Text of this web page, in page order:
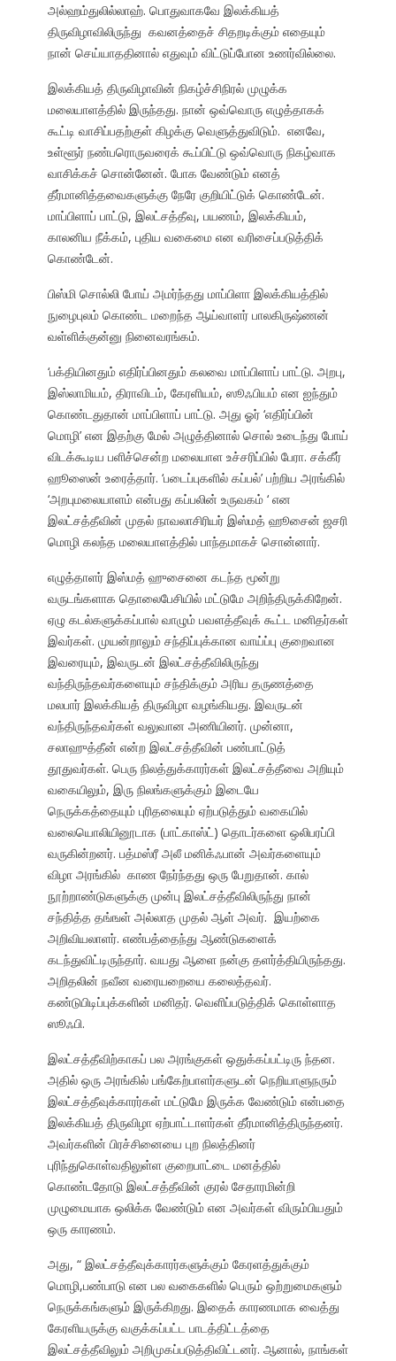
அல்ஹம்துலில்லாஹ். பொதுவாகவே இலக்கியத்
திருவிழாவிலிருந்து கவனத்தைச் சிதறடிக்கும் எதையும்
நான் செய்யாததினால் எதுவும் விட்டுப்போன உணர்வில்லை.
இலக்கியத் திருவிழாவின் நிகழ்ச்சிநிரல் முழுக்க
மலையாளத்தில் இருந்தது. நான் ஒவ்வொரு எழுத்தாகக்
கூட்டி வாசிப்பதற்குள் கிழக்கு வெளுத்துவிடும். எனவே,
உள்ளூர் நண்பரொருவரைக் கூப்பிட்டு ஒவ்வொரு நிகழ்வாக
வாசிக்கச் சொன்னேன். போக வேண்டும் எனத்
தீர்மானித்தவைகளுக்கு நேரே குறியிட்டுக் கொண்டேன்.
மாப்பிளாப் பாட்டு, இலட்சத்தீவு, பயணம், இலக்கியம்,
காலனிய நீக்கம், புதிய வகைமை என வரிசைப்படுத்திக்
கொண்டேன்.
பிஸ்மி சொல்லி போய் அமர்ந்தது மாப்பிளா இலக்கியத்தில்
நுழைபுலம் கொண்ட மறைந்த ஆய்வாளர் பாலகிருஷ்ணன்
வள்ளிக்குன்னு நினைவரங்கம்.
‘பக்தியினதும் எதிர்ப்பினதும் கலவை மாப்பிளாப் பாட்டு. அறபு,
இஸ்லாமியம், திராவிடம், கேரளியம், ஸூஃபியம் என ஐந்தும்
கொண்டதுதான் மாப்பிளாப் பாட்டு. அது ஓர் ‘எதிர்ப்பின்
மொழி’ என இதற்கு மேல் அழுத்தினால் சொல் உடைந்து போய்
விடக்கூடிய பளிச்சென்ற மலையாள உச்சரிப்பில் பேரா. சக்கீர்
ஹூஸைன் உரைத்தார். ‘படைப்புகளில் கப்பல்’ பற்றிய அரங்கில்
‘அறபுமலையாளம் என்பது கப்பலின் உருவகம் ‘ என
இலட்சத்தீவின் முதல் நாவலாசிரியர் இஸ்மத் ஹூசைன் ஜசரி
மொழி கலந்த மலையாளத்தில் பாந்தமாகச் சொன்னார்.
எழுத்தாளர் இஸ்மத் ஹுசைனை கடந்த மூன்று
வருடங்களாக தொலைபேசியில் மட்டுமே அறிந்திருக்கிறேன்.
ஏழு கடல்களுக்கப்பால் வாழும் பவளத்தீவுக் கூட்ட மனிதர்கள்
இவர்கள். முயன்றாலும் சந்திப்புக்கான வாய்ப்பு குறைவான
இவரையும், இவருடன் இலட்சத்தீவிலிருந்து
வந்திருந்தவர்களையும் சந்திக்கும் அரிய தருணத்தை
மலபார் இலக்கியத் திருவிழா வழங்கியது. இவருடன்
வந்திருந்தவர்கள் வலுவான அணியினர். முன்னா,
சலாஹுத்தீன் என்ற இலட்சத்தீவின் பண்பாட்டுத்
தூதுவர்கள். பெரு நிலத்துக்காரர்கள் இலட்சத்தீவை அறியும்
வகையிலும், இரு நிலங்களுக்கும் இடையே
நெருக்கத்தையும் புரிதலையும் ஏற்படுத்தும் வகையில்
வலையொலியினூடாக (பாட்காஸ்ட்) தொடர்களை ஒலிபரப்பி
வருகின்றனர். பத்மஸ்ரீ அலீ மனிக்ஃபான் அவர்களையும்
விழா அரங்கில் காண நேர்ந்தது ஒரு பேறுதான். கால்
நூற்றாண்டுகளுக்கு முன்பு இலட்சத்தீவிலிருந்து நான்
சந்தித்த தங்ஙள் அல்லாத முதல் ஆள் அவர். இயற்கை
அறிவியலாளர். எண்பத்தைந்து ஆண்டுகளைக்
கடந்துவிட்டிருந்தார். வயது ஆளை நன்கு தளர்த்தியிருந்தது.
அறிதலின் நவீன வரையறையை கலைத்தவர்.
கண்டுபிடிப்புக்களின் மனிதர். வெளிப்படுத்திக் கொள்ளாத
ஸூஃபி.
இலட்சத்தீவிற்காகப் பல அரங்குகள் ஒதுக்கப்பட்டிரு ந்தன.
அதில் ஒரு அரங்கில் பங்கேற்பாளர்களுடன் நெறியாளுநரும்
இலட்சத்தீவுக்காரர்கள் மட்டுமே இருக்க வேண்டும் என்பதை
இலக்கியத் திருவிழா ஏற்பாட்டாளர்கள் தீர்மானித்திருந்தனர்.
அவர்களின் பிரச்சினையை புற நிலத்தினர்
புரிந்துகொள்வதிலுள்ள குறைபாட்டை மனத்தில்
கொண்டதோடு இலட்சத்தீவின் குரல் சேதாரமின்றி
முழுமையாக ஒலிக்க வேண்டும் என அவர்கள் விரும்பியதும்
ஒரு காரணம்.
அது, “ இலட்சத்தீவுக்காரர்களுக்கும் கேரளத்துக்கும்
மொழி,பண்பாடு என பல வகைகளில் பெரும் ஒற்றுமைகளும்
நெருக்கங்களும் இருக்கிறது. இதைக் காரணமாக வைத்து
கேரளியருக்கு வகுக்கப்பட்ட பாடத்திட்டத்தை
இலட்சத்தீவிலும் அறிமுகப்படுத்திவிட்டனர். ஆனால், நாங்கள்